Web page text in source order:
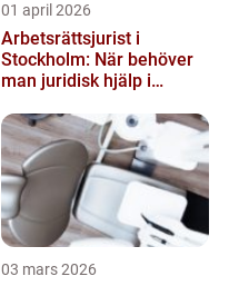
01 april 2026
Arbetsrättsjurist i
Stockholm: När behöver
man juridisk hjälp i
03 mars 2026